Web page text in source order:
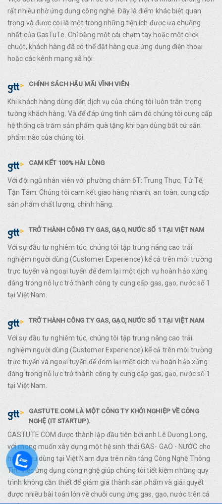
rất nhiều nhờ ứng dụng công nghệ. Đây là điểm khác biệt quan
trọng và được coi là một trong những tiện ích được ưa chuộng
nhất của GasTuTe. Chỉ bằng một cái chạm tay hoặc một click
chuột, khách hàng đã có thể đặt hàng qua ứng dụng điện thoại
hoặc các kênh mạng xã hội
CHÍNH SÁCH HẬU MÃI VĨNH VIỄN
Khi khách hàng dùng đến dịch vụ của chúng tôi luôn trân trọng
tường khách hàng. Và để đáp ứng tình cảm đó chúng tôi cung cấp
hệ thống cà trăm sản phẩm quà tặng khi bạn dùng bất cứ sản
phẩm nào của chúng tôi.
CAM KẾT 100% HÀI LÒNG
Với đội ngũ nhân viên với phường châm 6T: Trung Thực, Tử Tế,
Tận Tâm. Chúng tôi cam kết giao hàng nhanh, an toàn, cung cấp
sản phẩm chất lượng, chính hãng.
TRỞ THÀNH CÔNG TY GAS, GẠO, NƯỚC SỐ 1 TẠI VIỆT NAM
Với sự đầu tư nghiêm túc, chúng tôi tập trung nâng cao trải
nghiệm người dùng (Customer Experience) kể cả trên môi trường
trực tuyến và ngoại tuyến để đem lại một dịch vụ hoàn hảo xứng
đáng trong nỗ lực trở thành công ty cung cấp gas, gạo, nước số 1
tại Việt Nam.
TRỞ THÀNH CÔNG TY GAS, GẠO, NƯỚC SỐ 1 TẠI VIỆT NAM
Với sự đầu tư nghiêm túc, chúng tôi tập trung nâng cao trải
nghiệm người dùng (Customer Experience) kể cả trên môi trường
trực tuyến và ngoại tuyến để đem lại một dịch vụ hoàn hảo xứng
đáng trong nỗ lực trở thành công ty cung cấp gas, gạo, nước số 1
tại Việt Nam.
GASTUTE.COM LÀ MỘT CÔNG TY KHỞI NGHIỆP VỀ CÔNG
NGHỆ (IT STARTUP).
GASTUTE.COM được thành lập đầu tiên bởi anh Lê Dương Long,
với mong muốn xây dựng một hệ sinh thái GAS- GẠO - NƯỚC cho
hàng tiêu dùng tại Việt Nam đựa trên nền tảng Công Nghệ Thông
Tin. Việc ứng dụng công nghệ giúp chúng tôi tiết kiệm những quy
trình không cần thiết để giảm giá thành sản phẩm và giải quyết
được nhiều bài toán lớn về chuỗi cung ứng gas, gạo, nước trên cả